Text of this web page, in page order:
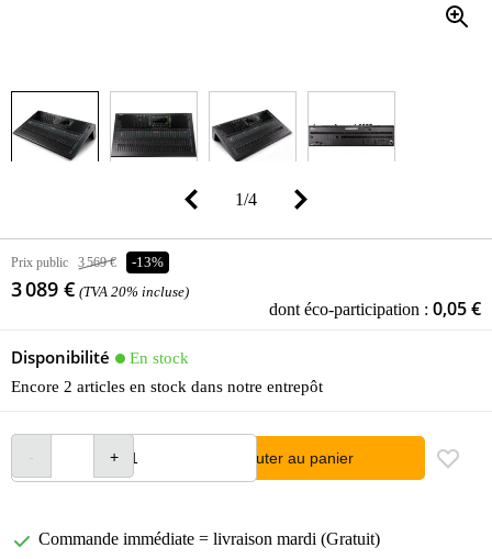
1/4
Prix public 3 569 € -13%
3 089 € (TVA 20% incluse)
dont éco-participation : 0,05 €
Disponibilité
En stock
Encore 2 articles en stock dans notre entrepôt
Ajouter au panier
Commande immédiate = livraison mardi (Gratuit)